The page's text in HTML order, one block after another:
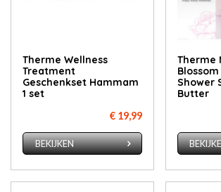
Therme Wellness
Treatment
Geschenkset Hammam
1 set
€ 19,99
BEKIJKEN
Therme
Shower
Butter